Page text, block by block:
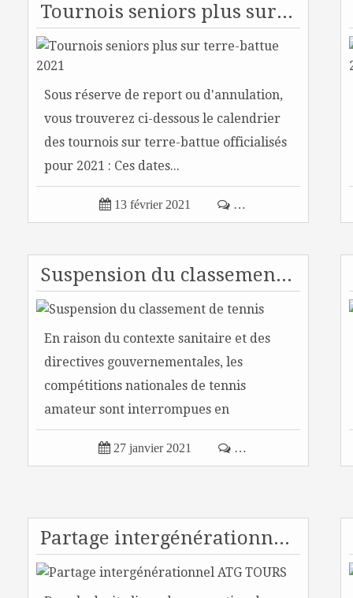
Tournois seniors plus sur terre-battue 2021
Sous réserve de report ou d'annulation,
vous trouverez ci-dessous le calendrier
des tournois sur terre-battue officialisés
pour 2021 : Ces dates...
 13 février 2021  …
Suspension du classement de tennis
En raison du contexte sanitaire et des
directives gouvernementales, les
compétitions nationales de tennis
amateur sont interrompues en
métropole...
 27 janvier 2021  …
Partage intergénérationnel ATG TOURS